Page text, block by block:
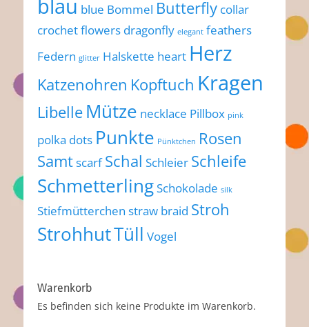
blau blue Bommel Butterfly collar
crochet flowers dragonfly elegant feathers
Federn glitter Halskette heart Herz
Katzenohren Kopftuch Kragen
Libelle Mütze necklace Pillbox pink
polka dots Punkte Pünktchen Rosen
Samtscarf Schal Schleier Schleife
SchmetterlingSchokolade silk
Stiefmütterchen straw braid Stroh
StrohhutTüll Vogel
Warenkorb
Es befinden sich keine Produkte im Warenkorb.